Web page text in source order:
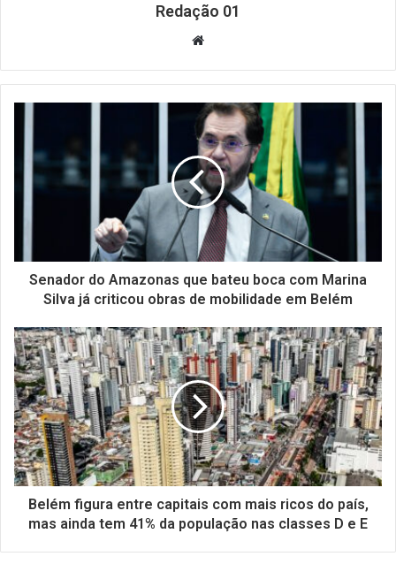
Redação 01
Website
Senador do Amazonas que bateu boca com Marina
Silva já criticou obras de mobilidade em Belém
Belém figura entre capitais com mais ricos do país,
mas ainda tem 41% da população nas classes D e E